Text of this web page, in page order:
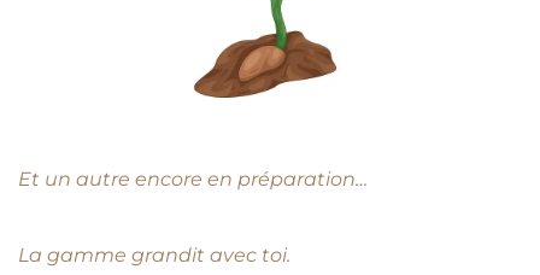
Et un autre encore en préparation…
La gamme grandit avec toi.